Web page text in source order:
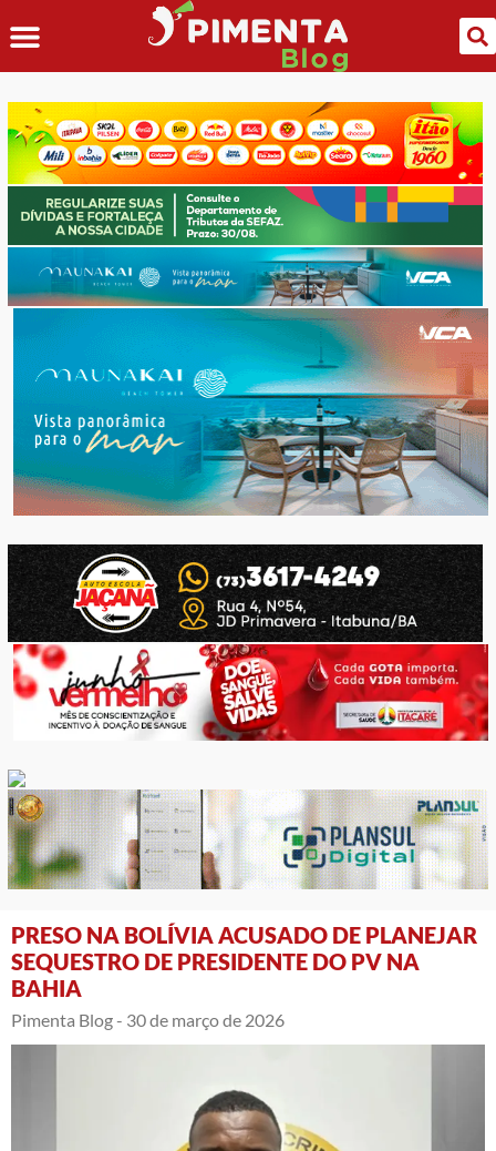
PRESO NA BOLÍVIA ACUSADO DE PLANEJAR
SEQUESTRO DE PRESIDENTE DO PV NA
BAHIA
Pimenta Blog - 30 de março de 2026